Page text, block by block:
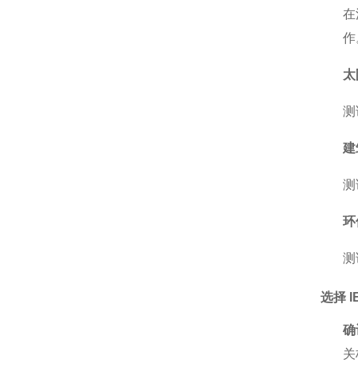
作
测
建
测
环
测
选择
确